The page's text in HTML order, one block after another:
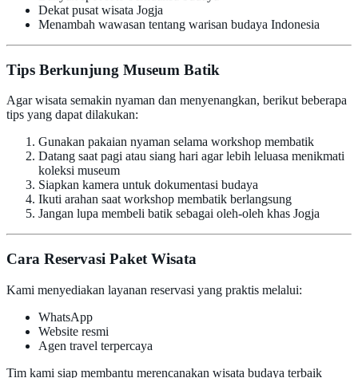
Dekat pusat wisata Jogja
Menambah wawasan tentang warisan budaya Indonesia
Tips Berkunjung Museum Batik
Agar wisata semakin nyaman dan menyenangkan, berikut beberapa
tips yang dapat dilakukan:
Gunakan pakaian nyaman selama workshop membatik
Datang saat pagi atau siang hari agar lebih leluasa menikmati
koleksi museum
Siapkan kamera untuk dokumentasi budaya
Ikuti arahan saat workshop membatik berlangsung
Jangan lupa membeli batik sebagai oleh-oleh khas Jogja
Cara Reservasi Paket Wisata
Kami menyediakan layanan reservasi yang praktis melalui:
WhatsApp
Website resmi
Agen travel terpercaya
Tim kami siap membantu merencanakan wisata budaya terbaik